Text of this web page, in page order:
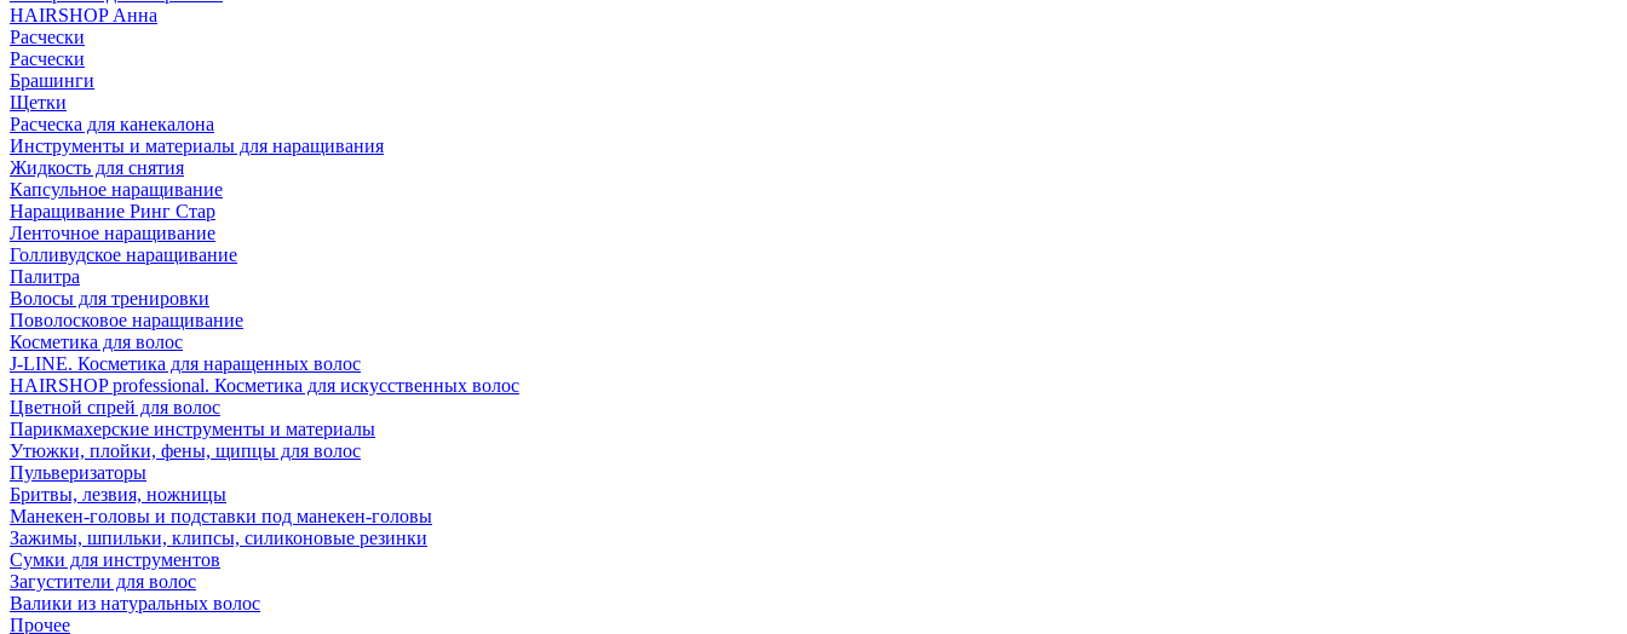
HAIRSHOP Анна
Расчески
Расчески
Брашинги
Щетки
Расческа для канекалона
Инструменты и материалы для наращивания
Жидкость для снятия
Капсульное наращивание
Наращивание Ринг Стар
Ленточное наращивание
Голливудское наращивание
Палитра
Волосы для тренировки
Поволосковое наращивание
Косметика для волос
J-LINE. Косметика для наращенных волос
HAIRSHOP professional. Косметика для искусственных волос
Цветной спрей для волос
Парикмахерские инструменты и материалы
Утюжки, плойки, фены, щипцы для волос
Пульверизаторы
Бритвы, лезвия, ножницы
Манекен-головы и подставки под манекен-головы
Зажимы, шпильки, клипсы, силиконовые резинки
Сумки для инструментов
Загустители для волос
Валики из натуральных волос
Прочее